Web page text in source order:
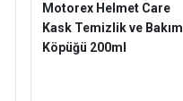
Motorex Helmet Care
Kask Temizlik ve Bakım
Köpüğü 200ml